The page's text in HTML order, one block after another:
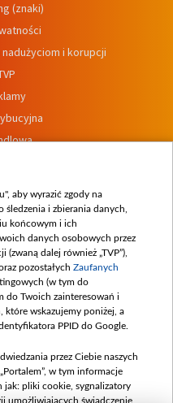
(znaki)
i korupcji
wewnętrznych
aby wyrazić zgody na
i zbierania danych,
końcowym i ich
danych osobowych przez
dalej również „TVP”),
pozostałych Zaufanych
(w tym do
do Twoich zainteresowań i
które wskazujemy poniżej, a
PPID do Google.
przez Ciebie naszych
w tym informacje
jak: pliki cookie, sygnalizatory
umożliwiających świadczenie